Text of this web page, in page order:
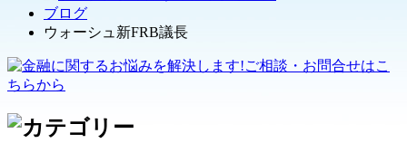
ブログ
ウォーシュ新FRB議長